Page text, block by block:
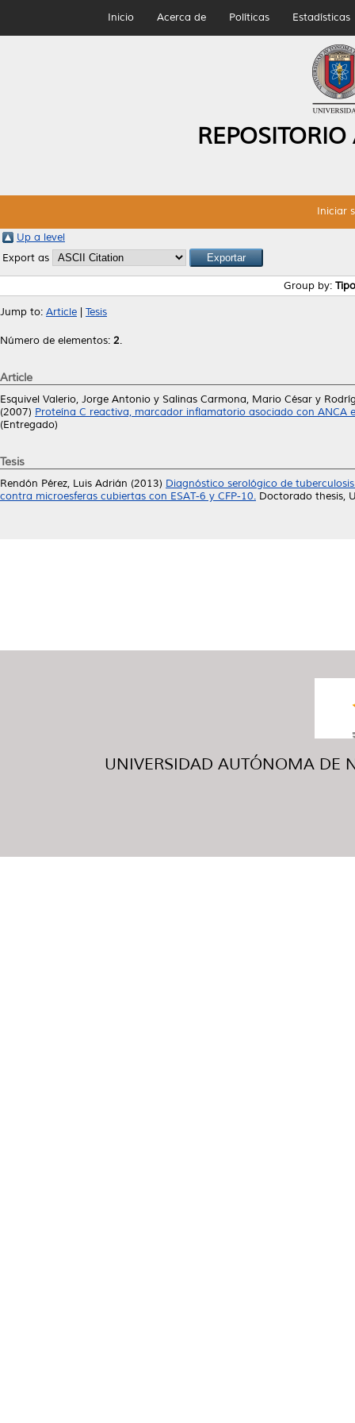
Inicio Acerca de Políticas Estadísticas
Iniciar
Up a level
Export as
Group by:
Jump to: Article Tesis
Número de elementos: 2.
Article
Esquivel Valerio, Jorge Antonio y Salinas Carmona, Mario César y
(2007) Proteína C reactiva, marcador inflamatorio asociado con ANCA
(Entregado)
Tesis
Rendón Pérez, Luis Adrián (2013) Diagnóstico serológico de
contra microesferas cubiertas con ESAT-6 y CFP-10. Doctorado thesis,
UNIVERSIDAD AUTÓNOMA DE